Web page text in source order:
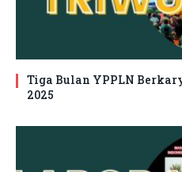
Tiga Bulan YPPLN
2025